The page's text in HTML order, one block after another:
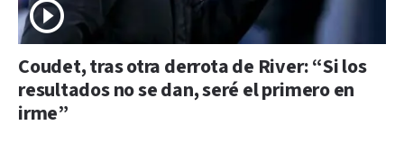
Coudet, tras otra derrota de River: “Si los
resultados no se dan, seré el primero en
irme”